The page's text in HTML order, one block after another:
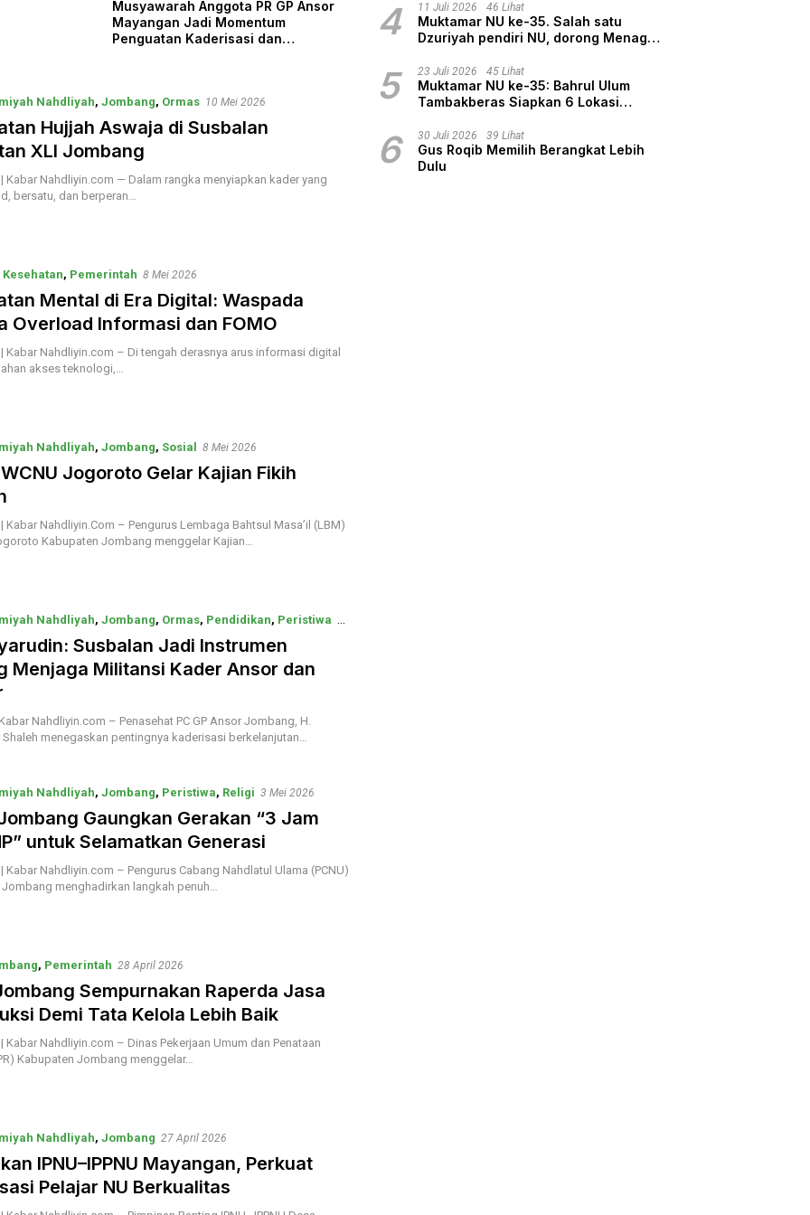
Musyawarah Anggota PR GP Ansor
Mayangan Jadi Momentum
Penguatan Kaderisasi dan
Nahdliyah, Jombang, Ormas 10 Mei 2026
Hujjah Aswaja di Susbalan
XLI Jombang
Kabar Nahdliyin.com — Dalam rangka menyiapkan kader yang
bersatu, dan berperan…
Kesehatan, Pemerintah 8 Mei 2026
Mental di Era Digital: Waspada
Overload Informasi dan FOMO
Kabar Nahdliyin.com – Di tengah derasnya arus informasi digital
akses teknologi,…
Nahdliyah, Jombang, Sosial 8 Mei 2026
Jogoroto Gelar Kajian Fikih
Kabar Nahdliyin.Com – Pengurus Lembaga Bahtsul Masa’il (LBM)
Kabupaten Jombang menggelar Kajian…
Nahdliyah, Jombang, Ormas, Pendidikan, Peristiwa
Susbalan Jadi Instrumen
Menjaga Militansi Kader Ansor dan
Nahdliyin.com – Penasehat PC GP Ansor Jombang, H.
menegaskan pentingnya kaderisasi berkelanjutan…
Nahdliyah, Jombang, Peristiwa, Religi 3 Mei 2026
Gaungkan Gerakan “3 Jam
untuk Selamatkan Generasi
Kabar Nahdliyin.com – Pengurus Cabang Nahdlatul Ulama (PCNU)
menghadirkan langkah penuh…
, Pemerintah 28 April 2026
Sempurnakan Raperda Jasa
Demi Tata Kelola Lebih Baik
Kabar Nahdliyin.com – Dinas Pekerjaan Umum dan Penataan
Kabupaten Jombang menggelar…
Nahdliyah, Jombang 27 April 2026
IPNU–IPPNU Mayangan, Perkuat
Pelajar NU Berkualitas
4 11 Juli 2026 46 Lihat
Muktamar NU ke-35. Salah satu
Dzuriyah pendiri NU, dorong Menag
5 23 Juli 2026 45 Lihat
Muktamar NU ke-35: Bahrul Ulum
Tambakberas Siapkan 6 Lokasi
6 30 Juli 2026 39 Lihat
Gus Roqib Memilih Berangkat Lebih
Dulu